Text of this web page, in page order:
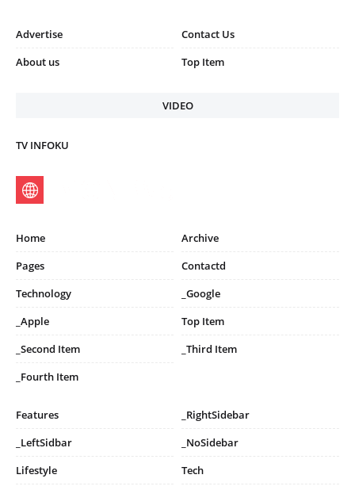
Advertise
Contact Us
About us
Top Item
VIDEO
TV INFOKU
Home
Archive
Pages
Contactd
Technology
_Google
_Apple
Top Item
_Second Item
_Third Item
_Fourth Item
Features
_RightSidebar
_LeftSidbar
_NoSidebar
Lifestyle
Tech